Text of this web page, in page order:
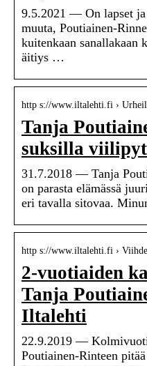
9.5.2021 — On lapset
muuta, Poutiainen-
kuitenkaan sanallakaan
äitiys …
http s://www.iltalehti.fi ›
Tanja
suksilla
31.7.2018 — Tanja
on parasta elämässä
eri tavalla sitovaa.
http s://www.iltalehti.fi ›
2-vuotiaiden
Tanja
Iltalehti
22.9.2019 —
Poutiainen-Rinteen